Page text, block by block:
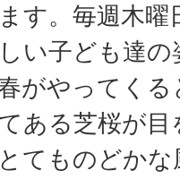
す。毎週木
い子ども達
がやってく
ある芝桜が
てものどか